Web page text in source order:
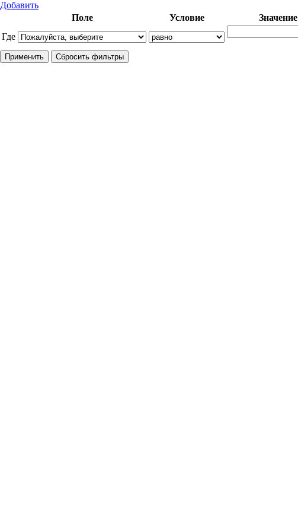
Добавить
Где
Поле Условие Значение